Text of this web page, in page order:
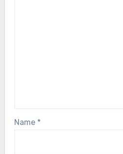
Name *